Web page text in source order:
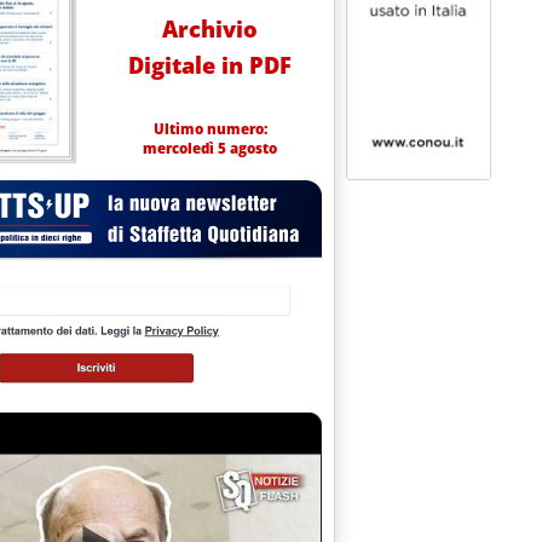
Archivio
Digitale in PDF
Ultimo numero:
mercoledì 5 agosto